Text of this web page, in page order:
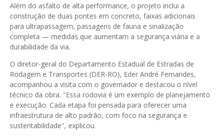
Além do asfalto de alta performance, o projeto inclui a
construção de duas pontes em concreto, faixas adicionais
para ultrapassagem, passagens de fauna e sinalização
completa — medidas que aumentam a segurança viária e a
durabilidade da via.
O diretor-geral do Departamento Estadual de Estradas de
Rodagem e Transportes (DER-RO), Eder André Fernandes,
acompanhou a visita com o governador e destacou o nível
técnico da obra. "Essa rodovia é um exemplo de planejamento
e execução. Cada etapa foi pensada para oferecer uma
infraestrutura de alto padrão, com foco na segurança e
sustentabilidade", explicou.